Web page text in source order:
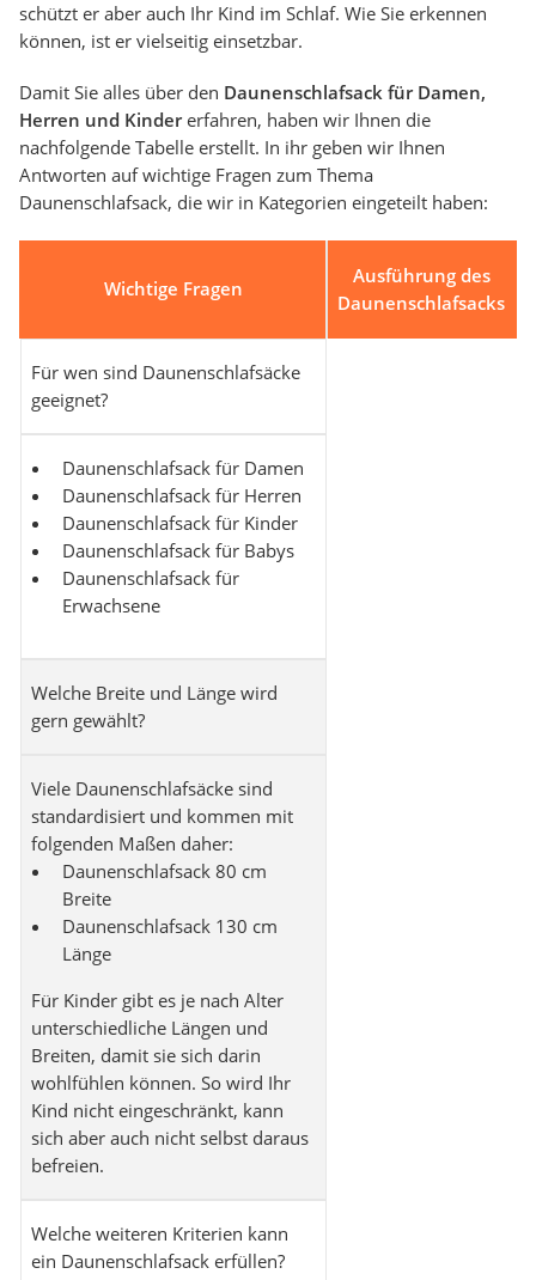
schützt er aber auch Ihr Kind im Schlaf. Wie Sie erkennen
können, ist er vielseitig einsetzbar.
Damit Sie alles über den Daunenschlafsack für Damen,
Herren und Kindererfahren, haben wir Ihnen die
nachfolgende Tabelle erstellt. In ihr geben wir Ihnen
Antworten auf wichtige Fragen zum Thema
Daunenschlafsack, die wir in Kategorien eingeteilt haben:
Wichtige Fragen
Ausführung des
Daunenschlafsacks
Für wen sind Daunenschlafsäcke
geeignet?
Daunenschlafsack für Damen
Daunenschlafsack für Herren
Daunenschlafsack für Kinder
Daunenschlafsack für Babys
Daunenschlafsack für
Erwachsene
Welche Breite und Länge wird
gern gewählt?
Viele Daunenschlafsäcke sind
standardisiert und kommen mit
folgenden Maßen daher:
Daunenschlafsack 80 cm
Breite
Daunenschlafsack 130 cm
Länge
Für Kinder gibt es je nach Alter
unterschiedliche Längen und
Breiten, damit sie sich darin
wohlfühlen können. So wird Ihr
Kind nicht eingeschränkt, kann
sich aber auch nicht selbst daraus
befreien.
Welche weiteren Kriterien kann
ein Daunenschlafsack erfüllen?